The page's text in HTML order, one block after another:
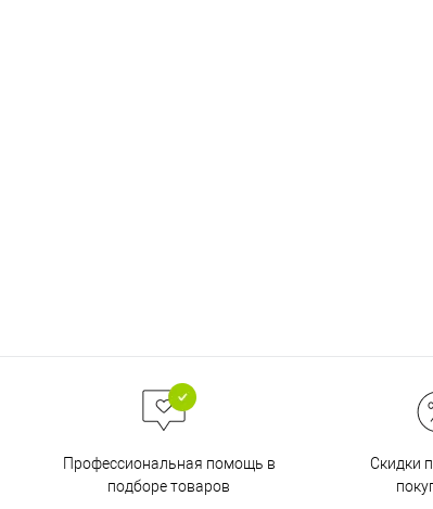
Профессиональная помощь в
подборе товаров
Скидки